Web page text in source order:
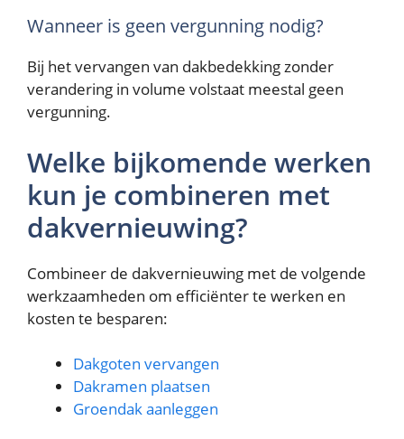
Wanneer is geen vergunning nodig?
Bij het vervangen van dakbedekking zonder
verandering in volume volstaat meestal geen
vergunning.
Welke bijkomende werken
kun je combineren met
dakvernieuwing?
Combineer de dakvernieuwing met de volgende
werkzaamheden om efficiënter te werken en
kosten te besparen:
Dakgoten vervangen
Dakramen plaatsen
Groendak aanleggen